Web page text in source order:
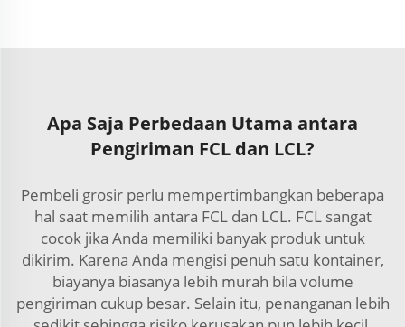
Apa Saja Perbedaan Utama antara
Pengiriman FCL dan LCL?
Pembeli grosir perlu mempertimbangkan beberapa
hal saat memilih antara FCL dan LCL. FCL sangat
cocok jika Anda memiliki banyak produk untuk
dikirim. Karena Anda mengisi penuh satu kontainer,
biayanya biasanya lebih murah bila volume
pengiriman cukup besar. Selain itu, penanganan lebih